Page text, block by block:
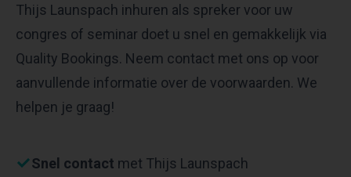
Thijs Launspach inhuren als spreker voor uw
congres of seminar doet u snel en gemakkelijk via
Quality Bookings. Neem contact met ons op voor
aanvullende informatie over de voorwaarden. We
helpen je graag!
Snel contact met Thijs Launspach